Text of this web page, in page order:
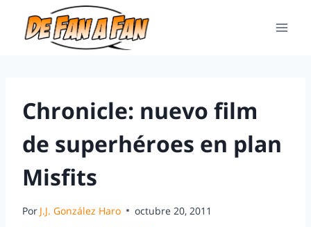
Chronicle: nuevo film
de superhéroes en plan
Misfits
Por J.J. González Haro octubre 20, 2011